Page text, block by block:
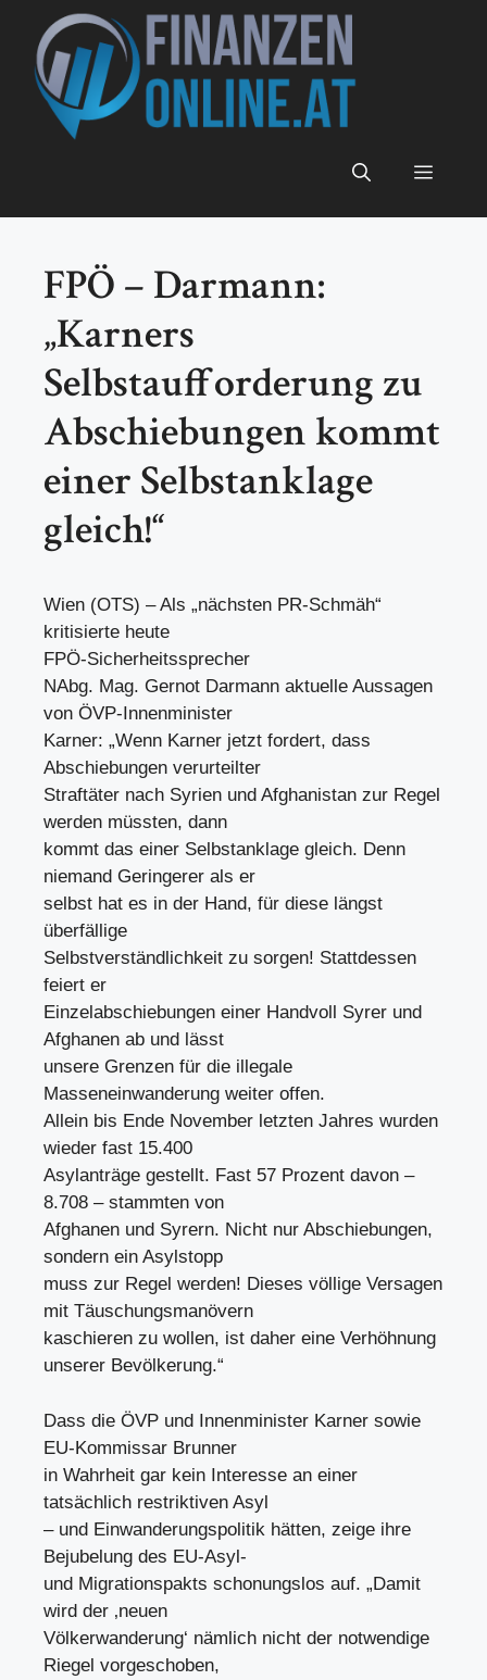
Inhalt
springen
Menü
FPÖ – Darmann:
„Karners
Selbstaufforderung zu
Abschiebungen kommt
einer Selbstanklage
gleich!“
Wien (OTS) – Als „nächsten PR-Schmäh“
kritisierte heute
FPÖ-Sicherheitssprecher
NAbg. Mag. Gernot Darmann aktuelle Aussagen
von ÖVP-Innenminister
Karner: „Wenn Karner jetzt fordert, dass
Abschiebungen verurteilter
Straftäter nach Syrien und Afghanistan zur Regel
werden müssten, dann
kommt das einer Selbstanklage gleich. Denn
niemand Geringerer als er
selbst hat es in der Hand, für diese längst
überfällige
Selbstverständlichkeit zu sorgen! Stattdessen
feiert er
Einzelabschiebungen einer Handvoll Syrer und
Afghanen ab und lässt
unsere Grenzen für die illegale
Masseneinwanderung weiter offen.
Allein bis Ende November letzten Jahres wurden
wieder fast 15.400
Asylanträge gestellt. Fast 57 Prozent davon –
8.708 – stammten von
Afghanen und Syrern. Nicht nur Abschiebungen,
sondern ein Asylstopp
muss zur Regel werden! Dieses völlige Versagen
mit Täuschungsmanövern
kaschieren zu wollen, ist daher eine Verhöhnung
unserer Bevölkerung.“
Dass die ÖVP und Innenminister Karner sowie
EU-Kommissar Brunner
in Wahrheit gar kein Interesse an einer
tatsächlich restriktiven Asyl
– und Einwanderungspolitik hätten, zeige ihre
Bejubelung des EU-Asyl-
und Migrationspakts schonungslos auf. „Damit
wird der ‚neuen
Völkerwanderung‘ nämlich nicht der notwendige
Riegel vorgeschoben,